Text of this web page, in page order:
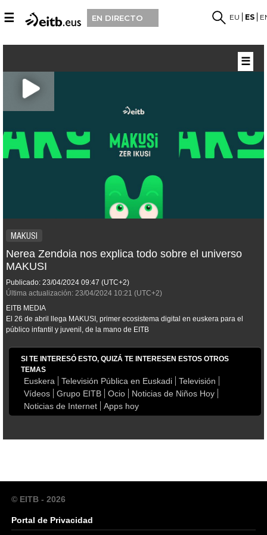
☰ EN DIRECTO EU ES
MAKUSI
Nerea Zendoia nos explica todo sobre el universo
MAKUSI
Publicado: 23/04/2024 09:47 (UTC+2)
Última actualización: 23/04/2024 10:21 (UTC+2)
EITB MEDIA
El 26 de abril llega MAKUSI, primer ecosistema digital en euskera para el
público infantil y juvenil, de la mano de EITB
SI TE INTERESÓ ESTO, QUIZÁ TE INTERESEN ESTOS OTROS
TEMAS
Euskera Televisión Pública en Euskadi
Televisión
Vídeos
Grupo EITB Ocio
Noticias de Niños Hoy
Noticias de Internet
Apps hoy
☰
© EITB - 2026
Portal de Privacidad